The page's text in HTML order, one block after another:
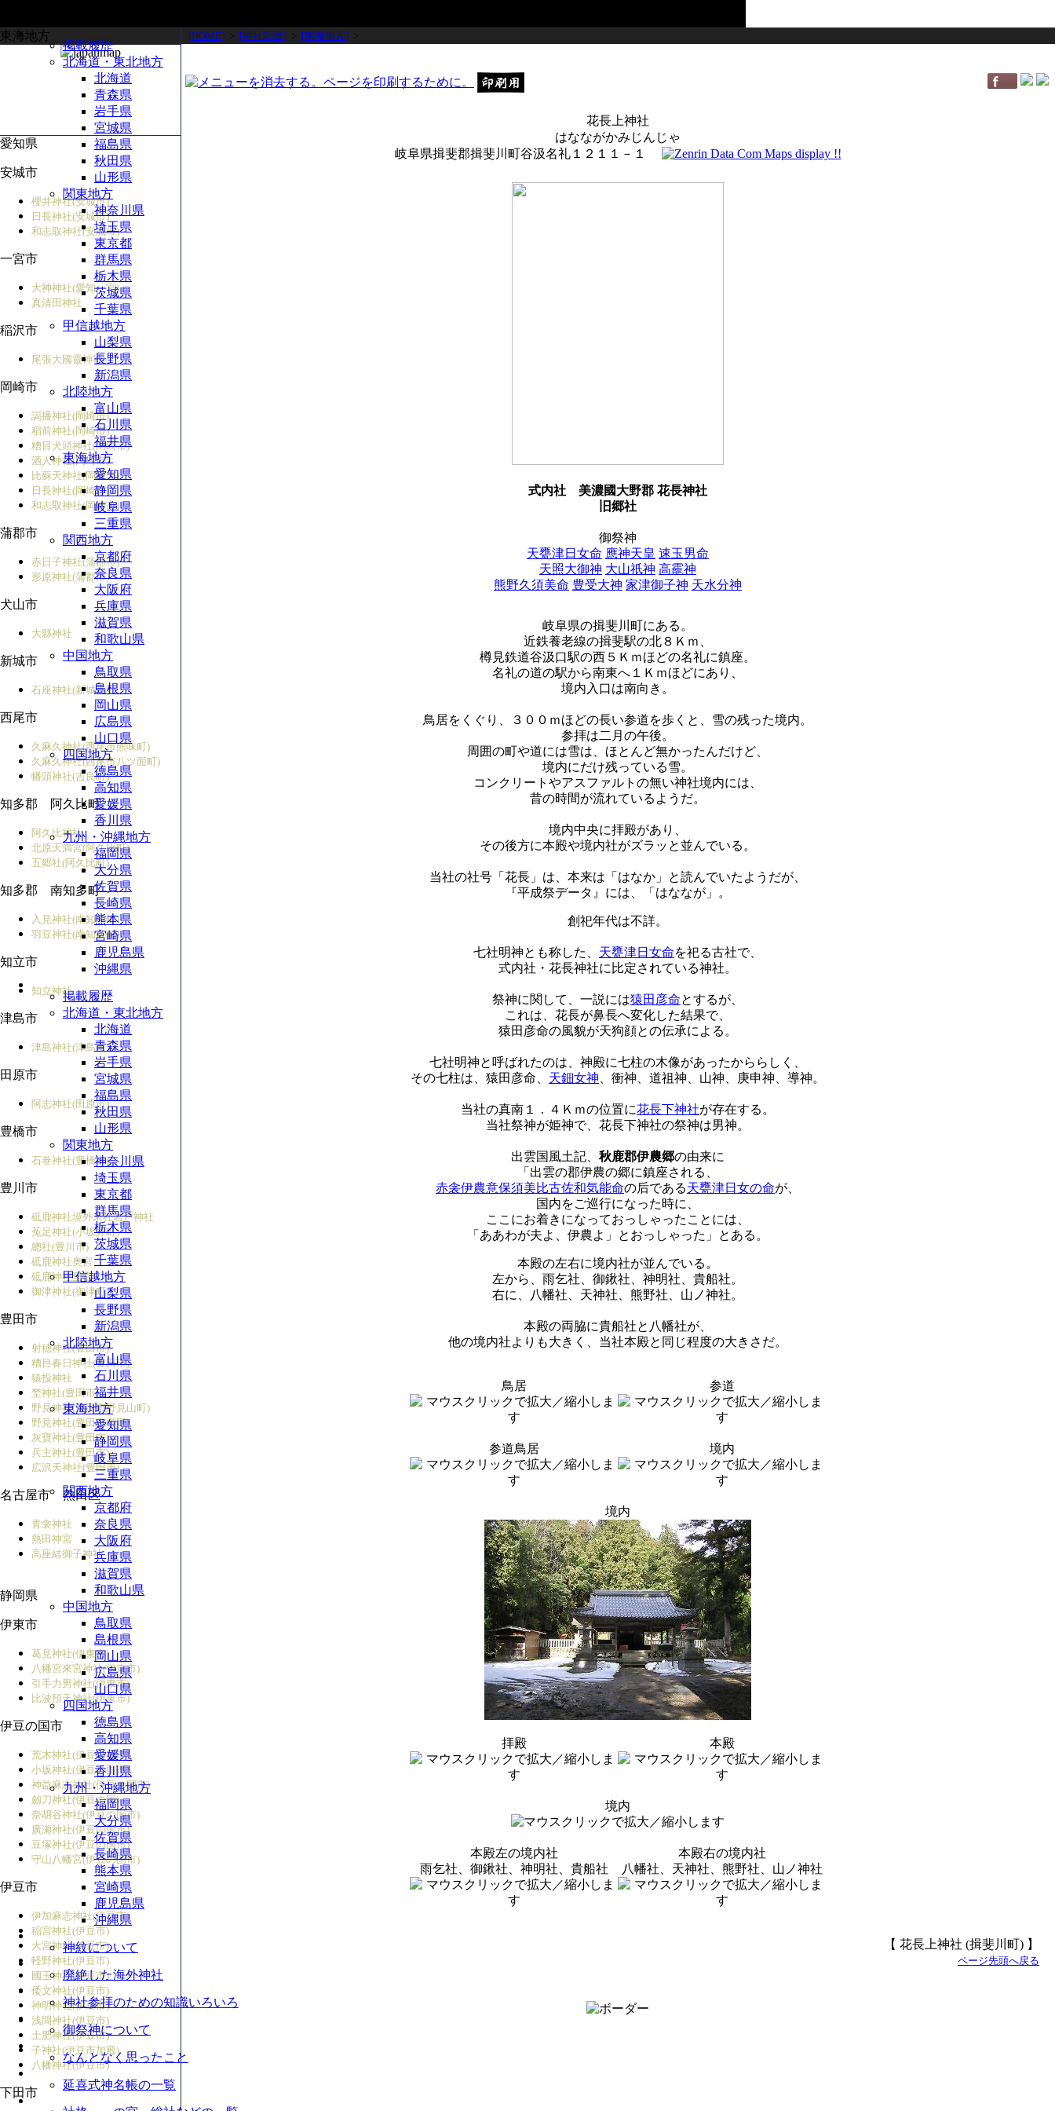
[HOME] [神社記憶] [東海地方]
花長上神社
はなながかみじんじゃ
岐阜県揖斐郡揖斐川町谷汲名礼１２１１－１
式内社
美濃國大野郡 花長神社
旧郷社
御祭神
天甕津日女命 應神天皇 速玉男命
天照大御神 大山祇神 高靇神
熊野久須美命 豊受大神 家津御子神 天水分神
岐阜県の揖斐川町にある。
近鉄養老線の揖斐駅の北８Ｋｍ、
樽見鉄道谷汲口駅の西５Ｋｍほどの名礼に鎮座。
名礼の道の駅から南東へ１Ｋｍほどにあり、
境内入口は南向き。
鳥居をくぐり、３００ｍほどの長い参道を歩くと、雪の残った境内。
参拝は二月の午後。
周囲の町や道には雪は、ほとんど無かったんだけど、
境内にだけ残っている雪。
コンクリートやアスファルトの無い神社境内には、
昔の時間が流れているようだ。
境内中央に拝殿があり、
その後方に本殿や境内社がズラッと並んでいる。
当社の社号「花長」は、本来は「はなか」と読んでいたようだが、
『平成祭データ』には、「はななが」。
創祀年代は不詳。
七社明神とも称した、 天甕津日女命を祀る古社で、
式内社・花長神社に比定されている神社。
祭神に関して、一説には猿田彦命とするが、
これは、花長が鼻長へ変化した結果で、
猿田彦命の風貌が天狗顔との伝承による。
七社明神と呼ばれたのは、神殿に七柱の木像があったかららしく、
その七柱は、猿田彦命、 天鈿女神 、衝神、道祖神、山神、庚申神、導神。
当社の真南１．４Ｋｍの位置に花長下神社が存在する。
当社祭神が姫神で、花長下神社の祭神は男神。
出雲国風土記、 秋鹿郡伊農郷の由来に
「出雲の郡伊農の郷に鎮座される、
赤衾伊農意保須美比古佐和気能命の后である天甕津日女の命が、
国内をご巡行になった時に、
ここにお着きになっておっしゃったことには、
「ああわが夫よ、伊農よ」とおっしゃった」とある。
本殿の左右に境内社が並んでいる。
左から、雨乞社、御鍬社、神明社、貴船社。
右に、八幡社、天神社、熊野社、山ノ神社。
本殿の両脇に貴船社と八幡社が、
他の境内社よりも大きく、当社本殿と同じ程度の大きさだ。
鳥居 参道
参道鳥居 境内
境内
拝殿 本殿
境内
本殿左の境内社
雨乞社、御鍬社、神明社、貴船社
本殿右の境内社
八幡社、天神社、熊野社、山ノ神社
【 花長上神社 (揖斐川町) 】
ページ先頭へ戻る
東海地方
愛知県
安城市
櫻井神社(安城市)
日長神社(安城市)
和志取神社(安城市)
一宮市
大神神社(愛知一宮)
真清田神社
稲沢市
尾張大國靈神社
岡崎市
謁播神社(岡崎市)
稻前神社(岡崎市)
糟目犬頭神社(岡崎市)
酒人神社(岡崎市)
比蘇天神社(岡崎市)
日長神社(岡崎市)
和志取神社(岡崎市)
蒲郡市
赤日子神社(蒲郡市)
形原神社(蒲郡市)
犬山市
大縣神社
新城市
石座神社(新城市)
西尾市
久麻久神社(西尾市熊味町)
久麻久神社(西尾市八ツ面町)
幡頭神社(吉良町)
知多郡 阿久比町
阿久比神社
北原天満宮(阿久比町)
五郷社(阿久比町)
知多郡 南知多町
入見神社(南知多町)
羽豆神社(南知多町)
知立市
知立神社
津島市
津島神社(津島市)
田原市
阿志神社(田原市)
豊橋市
石巻神社(豊橋市)
豊川市
砥鹿神社境外末社岩戸神社
菟足神社(小坂井町)
總社(豊川市)
砥鹿神社奥宮
砥鹿神社里宮
御津神社(御津町)
豊田市
射穂神社(豊田市)
糟目春日神社(豊田市)
猿投神社
埜神社(豊田市)
野見神社(豊田市野見山町)
野見神社(豊田市榊野)
灰寶神社(豊田市)
兵主神社(豊田市)
広沢天神社(豊田市)
名古屋市 熱田区
青衾神社
熱田神宮
高座結御子神社
静岡県
伊東市
葛見神社(伊東市)
八幡宮來宮神社(伊東市)
引手力男神社(伊東市)
比波預天神社(伊東市)
伊豆の国市
荒木神社(伊豆の国市)
小坂神社(伊豆の国市)
神益麻志神社(伊豆の国市)
劔刀神社(伊豆の国)
奈胡谷神社(伊豆の国市)
廣瀬神社(伊豆の国市)
豆塚神社(伊豆の国市)
守山八幡宮(伊豆の国市)
伊豆市
伊加麻志神社(伊豆市)
稲宮神社(伊豆市)
大宮神社(伊豆市)
軽野神社(伊豆市)
國玉神社(伊豆市)
倭文神社(伊豆市)
神明神社(伊豆市)
浅間神社(伊豆市)
土肥神社(伊豆市)
子神社(伊豆市加殿)
八幡神社(伊豆市)
下田市
掲載履歴
北海道・東北地方
北海道
青森県
岩手県
宮城県
福島県
秋田県
山形県
関東地方
神奈川県
埼玉県
東京都
群馬県
栃木県
茨城県
千葉県
甲信越地方
山梨県
長野県
新潟県
北陸地方
富山県
石川県
福井県
東海地方
愛知県
静岡県
岐阜県
三重県
関西地方
京都府
奈良県
大阪府
兵庫県
滋賀県
和歌山県
中国地方
鳥取県
島根県
岡山県
広島県
山口県
四国地方
徳島県
高知県
愛媛県
香川県
九州・沖縄地方
福岡県
大分県
佐賀県
長崎県
熊本県
宮崎県
鹿児島県
沖縄県
掲載履歴
北海道・東北地方
北海道
青森県
岩手県
宮城県
福島県
秋田県
山形県
関東地方
神奈川県
埼玉県
東京都
群馬県
栃木県
茨城県
千葉県
甲信越地方
山梨県
長野県
新潟県
北陸地方
富山県
石川県
福井県
東海地方
愛知県
静岡県
岐阜県
三重県
関西地方
京都府
奈良県
大阪府
兵庫県
滋賀県
和歌山県
中国地方
鳥取県
島根県
岡山県
広島県
山口県
四国地方
徳島県
高知県
愛媛県
香川県
九州・沖縄地方
福岡県
大分県
佐賀県
長崎県
熊本県
宮崎県
鹿児島県
沖縄県
神紋について
廃絶した海外神社
神社参拝のための知識いろいろ
御祭神について
なんとなく思ったこと
延喜式神名帳の一覧